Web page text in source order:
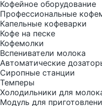
Кофейное оборудование
Профессиональные
Капельные кофеварки
Кофе на песке
Кофемолки
Вспениватели молока
Автоматические
Сиропные станции
Темперы
Холодильники для
Модуль для